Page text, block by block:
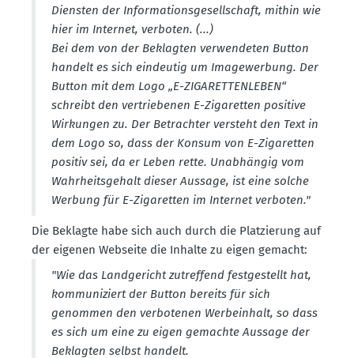
Diensten der Infor­ma­ti­ons­ge­sell­schaft, mithin wie
hier im Internet, verboten. (...)
Bei dem von der Beklagten verwen­deten Button
handelt es sich eindeutig um Image­werbung. Der
Button mit dem Logo „E-ZIGARET­TEN­LEBEN“
schreibt den vertrie­benen E-Zigaretten positive
Wirkungen zu. Der Betrachter versteht den Text in
dem Logo so, dass der Konsum von E-Zigaretten
positiv sei, da er Leben rette. Unabhängig vom
Wahrheits­gehalt dieser Aussage, ist eine solche
Werbung für E-Zigaretten im Internet verboten."
Die Beklagte habe sich auch durch die Platzierung auf
der eigenen Webseite die Inhalte zu eigen gemacht:
"Wie das Landge­richt zutreffend festge­stellt hat,
kommu­ni­ziert der Button bereits für sich
genommen den verbo­tenen Werbe­inhalt, so dass
es sich um eine zu eigen gemachte Aussage der
Beklagten selbst handelt.